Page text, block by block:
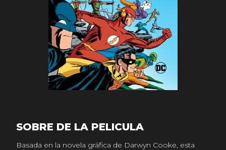
SOBRE DE LA PELICULA
Basada en la novela gráfica de Darwyn Cooke, esta